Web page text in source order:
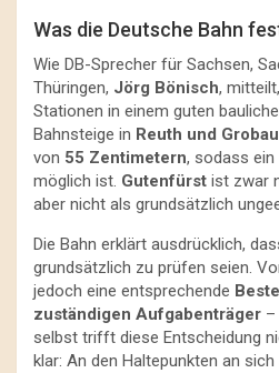
Was die Deutsche Bahn
Wie DB-Sprecher für Sachsen,
Thüringen, Jörg Bönisch,
Stationen in einem guten
Bahnsteige in Reuth und Grobau
von 55 Zentimetern, sodass ein
möglich ist. Gutenfürst ist zwar
aber nicht als grundsätzlich
Die Bahn erklärt ausdrücklich,
grundsätzlich zu prüfen seien.
jedoch eine entsprechende
zuständigen Aufgabenträger –
selbst trifft diese Entscheidung
klar: An den Haltepunkten an